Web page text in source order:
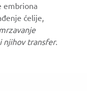
embriona
ćelije,
njihov transfer.